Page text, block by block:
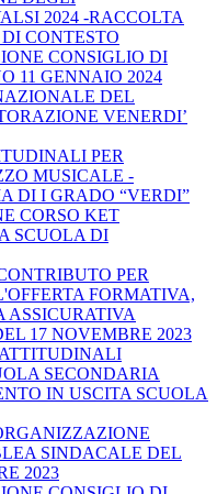
2024 -RACCOLTA
CONTESTO
CONSIGLIO DI
11 GENNAIO 2024
DEL
VENERDI’
PER
MUSICALE -
DI I GRADO “VERDI”
CORSO KET
SCUOLA DI
PER
FORMATIVA,
ASSICURATIVA
17 NOVEMBRE 2023
SECONDARIA
IN USCITA SCUOLA
SINDACALE DEL
2023